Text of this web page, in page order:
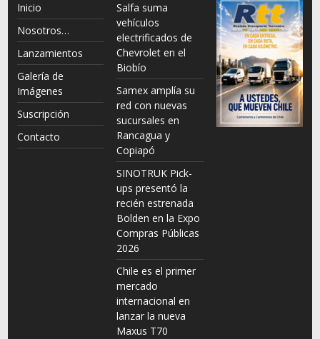
Inicio
Nosotros…
Lanzamientos
Galería de
Imágenes
Suscripción
Contacto
Salfa suma
vehículos
electrificados de
Chevrolet en el
Biobío
Samex amplía su
red con nuevas
sucursales en
Rancagua y
Copiapó
SINOTRUK Pick-
ups presentó la
recién estrenada
Bolden en la Expo
Compras Públicas
2026
Chile es el primer
mercado
internacional en
lanzar la nueva
Maxus T70